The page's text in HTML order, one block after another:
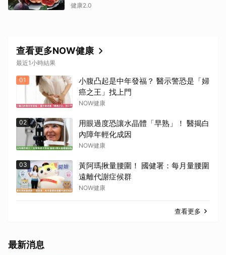
健康2.0
查看更多NOW健康
最近1小時結果
01
小腹凸起是中年發福？ 醫示警恐是「婦
癌之王」找上門
NOW健康
02
用眼過度恐讓水晶體「早熟」！ 醫揭白
內障年輕化成因
NOW健康
03
黃阿瑪揪量腰圍！ 國健署：每月量腰圍
遠離代謝症候群
NOW健康
查看更多
最新消息